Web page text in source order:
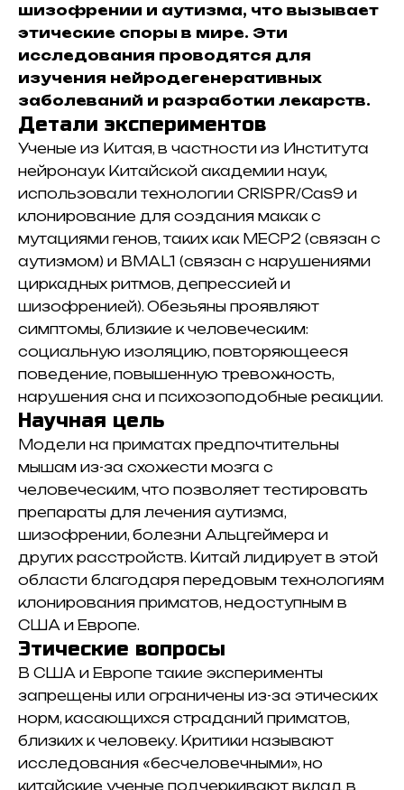
шизофрении и аутизма, что вызывает
этические споры в мире. Эти
исследования проводятся для
изучения нейродегенеративных
заболеваний и разработки лекарств.​
Детали экспериментов
Ученые из Китая, в частности из Института
нейронаук Китайской академии наук,
использовали технологии CRISPR/Cas9 и
клонирование для создания макак с
мутациями генов, таких как MECP2 (связан с
аутизмом) и BMAL1 (связан с нарушениями
циркадных ритмов, депрессией и
шизофренией). Обезьяны проявляют
симптомы, близкие к человеческим:
социальную изоляцию, повторяющееся
поведение, повышенную тревожность,
нарушения сна и психозоподобные реакции.​
Научная цель
Модели на приматах предпочтительны
мышам из-за схожести мозга с
человеческим, что позволяет тестировать
препараты для лечения аутизма,
шизофрении, болезни Альцгеймера и
других расстройств. Китай лидирует в этой
области благодаря передовым технологиям
клонирования приматов, недоступным в
США и Европе.​
Этические вопросы
В США и Европе такие эксперименты
запрещены или ограничены из-за этических
норм, касающихся страданий приматов,
близких к человеку. Критики называют
исследования «бесчеловечными», но
китайские ученые подчеркивают вклад в